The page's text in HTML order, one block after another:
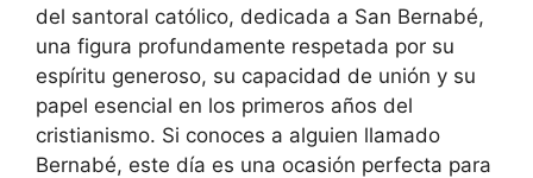
del santoral católico, dedicada a San Bernabé,
una figura profundamente respetada por su
espíritu generoso, su capacidad de unión y su
papel esencial en los primeros años del
cristianismo. Si conoces a alguien llamado
Bernabé, este día es una ocasión perfecta para